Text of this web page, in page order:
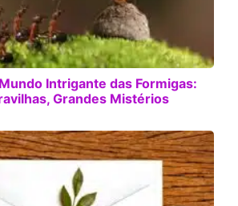
Intrigante das Formigas:
Grandes Mistérios